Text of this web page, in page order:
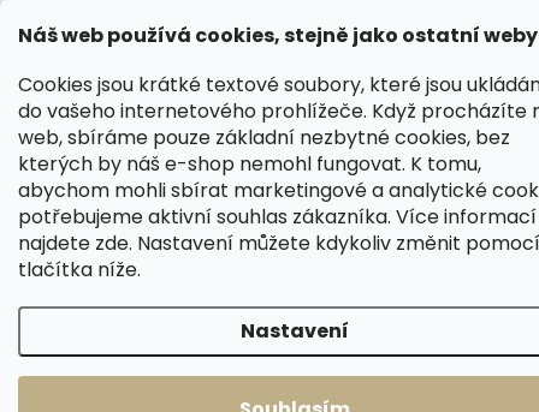
Náš web používá cookies, stejně jako ostatní
Cookies jsou krátké textové soubory, které jsou
do vašeho internetového prohlížeče. Když procházíte
web, sbíráme pouze základní nezbytné cookies, bez
kterých by náš e-shop nemohl fungovat. K tomu,
abychom mohli sbírat marketingové a analytické
potřebujeme aktivní souhlas zákazníka. Více informací
najdete zde. Nastavení můžete kdykoliv změnit pomocí
tlačítka níže.
Nastavení